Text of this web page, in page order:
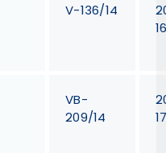
V-136/14
VB-
209/14